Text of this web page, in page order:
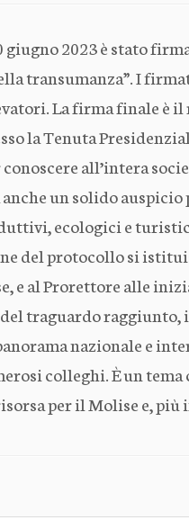
giugno 2023 è stato
transumanza”. I
La firma finale è il
la Tenuta
all’intera
un solido
ecologici e
del protocollo si
e al Prorettore alle
traguardo raggiunto,
nazionale e
colleghi. È un tema
per il Molise e, più